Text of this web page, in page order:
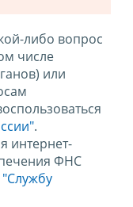
либо вопрос
числе
или
.
интернет-
ФНС
"Службу